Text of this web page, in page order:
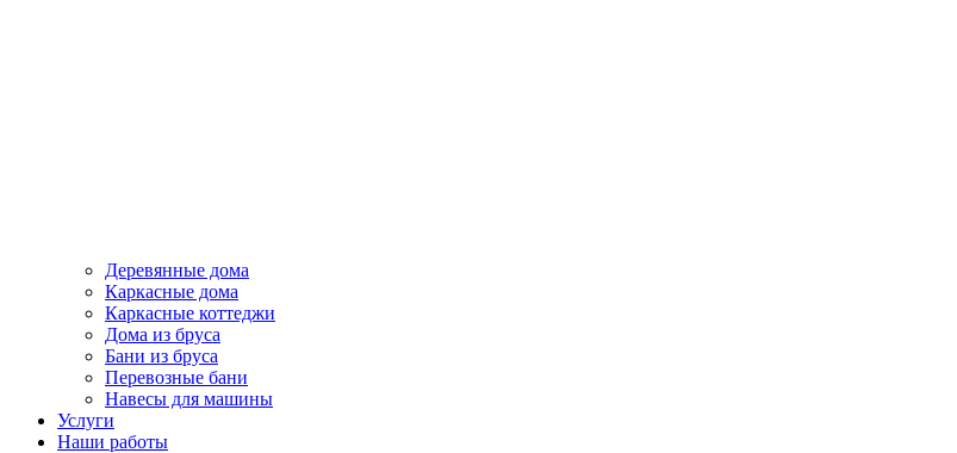
Деревянные дома
Каркасные дома
Каркасные коттеджи
Дома из бруса
Бани из бруса
Перевозные бани
Навесы для машины
Услуги
Наши работы